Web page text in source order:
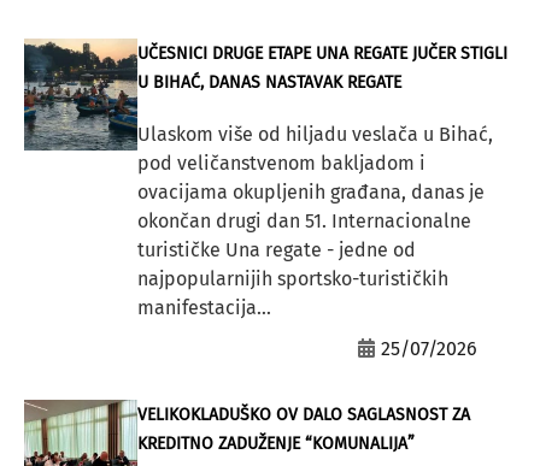
UČESNICI DRUGE ETAPE UNA REGATE JUČER STIGLI
U BIHAĆ, DANAS NASTAVAK REGATE
Ulaskom više od hiljadu veslača u Bihać,
pod veličanstvenom bakljadom i
ovacijama okupljenih građana, danas je
okončan drugi dan 51. Internacionalne
turističke Una regate - jedne od
najpopularnijih sportsko-turističkih
manifestacija...
25/07/2026
VELIKOKLADUŠKO OV DALO SAGLASNOST ZA
KREDITNO ZADUŽENJE “KOMUNALIJA”